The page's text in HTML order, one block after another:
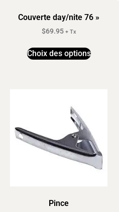
Couverte day/nite 76 »
$69.95 + Tx
Choix des options
Pince